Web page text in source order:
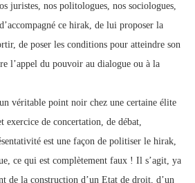
juristes, nos politologues, nos sociologues,
ce hirak, de lui proposer la
de poser les conditions pour atteindre son
l’appel du pouvoir au dialogue ou à la
véritable point noir chez une certaine élite
exercice de concertation, de débat,
est une façon de politiser le hirak,
ce qui est complètement faux ! Il s’agit, ya
de la construction d’un Etat de droit, d’un